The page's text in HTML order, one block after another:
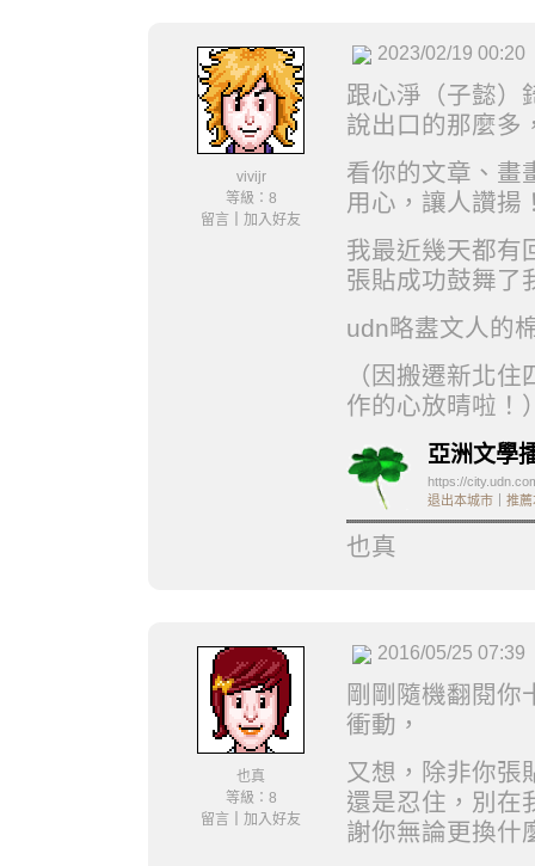
vivijr
等級：8
留言
加入好友
2023/02/19 00:20
跟心淨（子懿）
說出口的那麼多
看你的文章、畫
用心，讓人讚揚
我最近幾天都有
張貼成功鼓舞了
udn略䀆文人的
（因搬遷新北
作的心放晴啦！
亞洲文學
https://
退出本城市
推薦
也真
也真
等級：8
留言
加入好友
2016/05/25 07:39
剛剛隨機翻閱你
衝動，
又想，除非你張
還是忍住，別在
謝你無論更換什